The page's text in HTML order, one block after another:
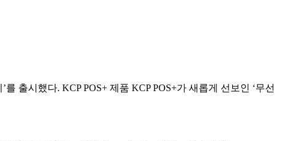
출시했다. KCP POS+ 제품 KCP POS+가 새롭게 선보인 ‘무선